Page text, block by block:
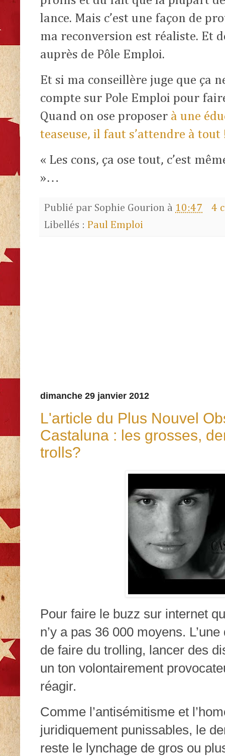
lance. Mais c’est une façon de
ma reconversion est réaliste. Et
auprès de Pôle Emploi.
Et si ma conseillère juge que ça
compte sur Pole Emploi pour
Quand on ose proposer à une
teaseuse, il faut s’attendre à tout
« Les cons, ça ose tout, c’est
»…
Publié par Sophie Gourion à 10:47
4
Libellés : Paul Emploi
dimanche 29 janvier 2012
L'article du Plus Nouvel
Castaluna : les grosses,
trolls?
Pour faire le buzz sur internet
n’y a pas 36 000 moyens.
de faire du trolling, lancer des
un ton volontairement
réagir.
Comme l’antisémitisme et
juridiquement punissables, le
reste le lynchage de gros ou